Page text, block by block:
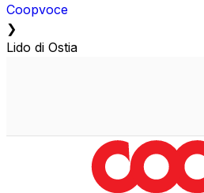
Coopvoce
❯
Lido di Ostia